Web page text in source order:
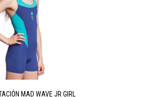
MAD WAVE JR GIRL